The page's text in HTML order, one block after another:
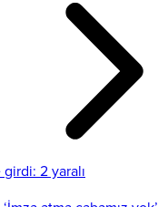
2 yaralı